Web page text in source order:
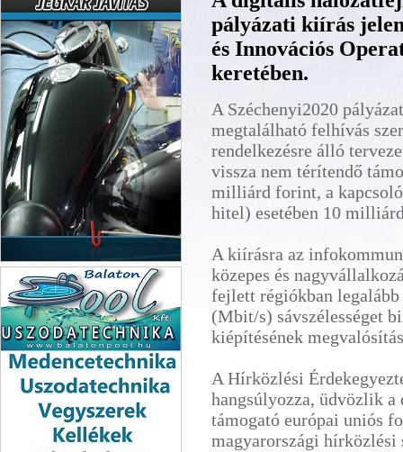
Veszp-Jég Kft.
pályázati kiírás
és Innovációs
keretében.
A Széchenyi2020
megtalálható felhívás
rendelkezésre álló
vissza nem térítendő
milliárd forint, a
hitel) esetében 10
A kiírásra az
közepes és
fejlett régiókban
(Mbit/s) sávszélességet
kiépítésének
A Hírközlési
hangsúlyozza, üdvözlik
támogató európai uniós
magyarországi